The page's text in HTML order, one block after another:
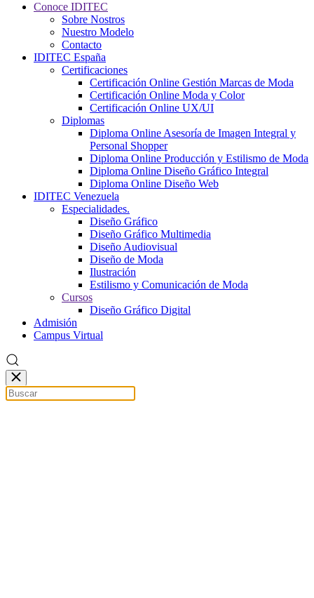
Conoce IDITEC
Sobre Nostros
Nuestro Modelo
Contacto
IDITEC España
Certificaciones
Certificación Online Gestión Marcas de Moda
Certificación Online Moda y Color
Certificación Online UX/UI
Diplomas
Diploma Online Asesoría de Imagen Integral y
Personal Shopper
Diploma Online Producción y Estilismo de Moda
Diploma Online Diseño Gráfico Integral
Diploma Online Diseño Web
IDITEC Venezuela
Especialidades.
Diseño Gráfico
Diseño Gráfico Multimedia
Diseño Audiovisual
Diseño de Moda
Ilustración
Estilismo y Comunicación de Moda
Cursos
Diseño Gráfico Digital
Admisión
Campus Virtual